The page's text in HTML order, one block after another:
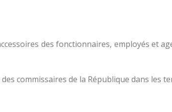
des fonctionnaires, employés et
commissaires de la République dans les